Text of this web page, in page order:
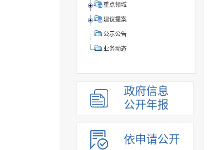
重点领域
建议提案
公示公告
业务动态
政府信息
公开年报
依申请公开